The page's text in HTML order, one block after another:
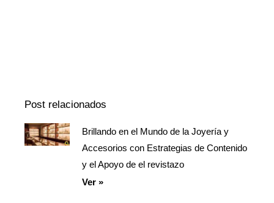
Pódcast
Post relacionados
Brillando en el Mundo de la Joyería y
Accesorios con Estrategias de Contenido
y el Apoyo de el revistazo
Ver »
PáginaPáginaPágina